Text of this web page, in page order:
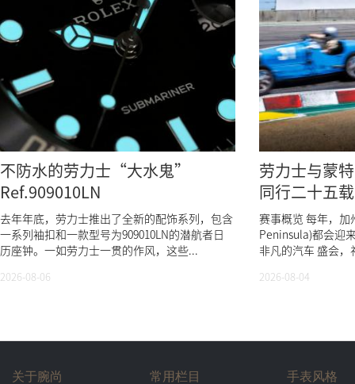
不防水的劳力士“大水鬼”
Ref.909010LN
去年年底，劳力士推出了全新的配饰系列，包含
一系列袖扣和一款型号为909010LN的潜航者日
历座钟。一如劳力士一贯的作风，这些...
2026-08-06
劳力士与蒙
同行二十五
奇
赛事概览 每年，
Peninsula)都会迎
非凡的汽车 盛会
2026-08-04
关于腕尚 常用栏目 手表风格